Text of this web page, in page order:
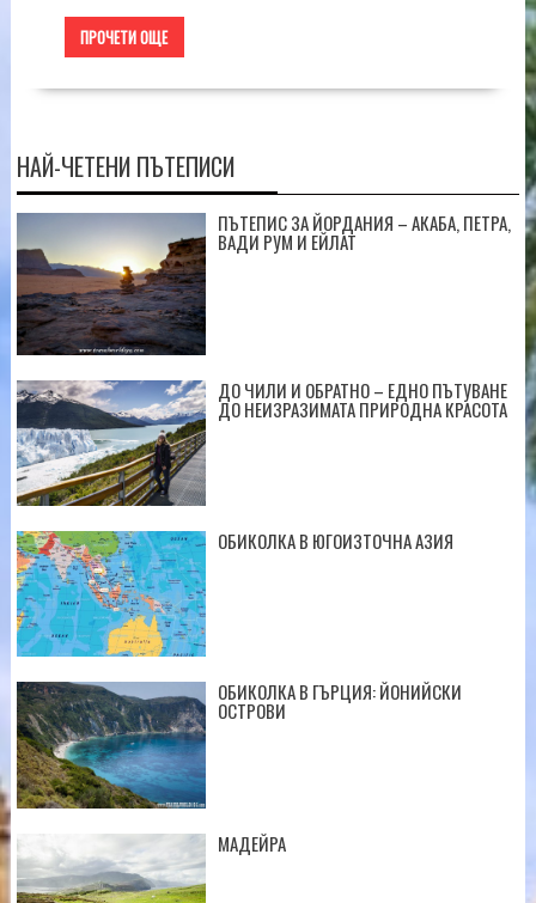
ПРОЧЕТИ ОЩЕ
НАЙ-ЧЕТЕНИ ПЪТЕПИСИ
ПЪТЕПИС ЗА ЙОРДАНИЯ – АКАБА, ПЕТРА,
ВАДИ РУМ И ЕЙЛАТ
ДО ЧИЛИ И ОБРАТНО – ЕДНО ПЪТУВАНЕ
ДО НЕИЗРАЗИМАТА ПРИРОДНА КРАСОТА
ОБИКОЛКА В ЮГОИЗТОЧНА АЗИЯ
ОБИКОЛКА В ГЪРЦИЯ: ЙОНИЙСКИ
ОСТРОВИ
МАДЕЙРА